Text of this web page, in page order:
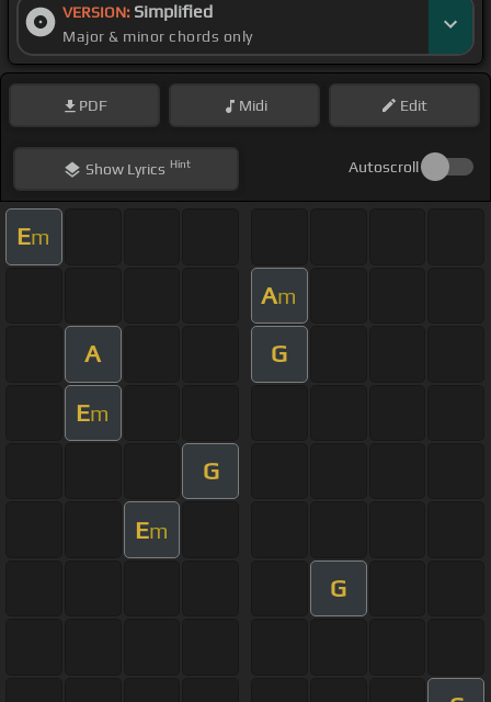
VERSION: Simplified
Major & minor chords only
PDF Midi Edit
ShowLyrics Hint Autoscroll
Em
Am
A G
Em
G
Em
G